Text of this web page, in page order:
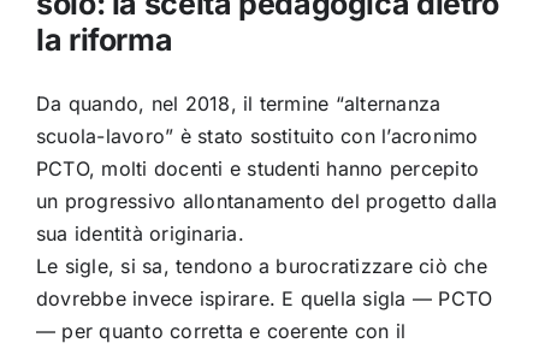
la riforma
Da quando, nel 2018, il termine “alternanza
scuola-lavoro” è stato sostituito con l’acronimo
PCTO, molti docenti e studenti hanno percepito
un progressivo allontanamento del progetto dalla
sua identità originaria.
Le sigle, si sa, tendono a burocratizzare ciò che
dovrebbe invece ispirare. E quella sigla — PCTO
— per quanto corretta e coerente con il